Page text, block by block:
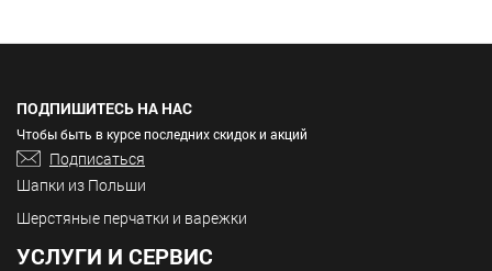
ПОДПИШИТЕСЬ НА НАС
Чтобы быть в курсе последних скидок и акций
Подписаться
Шапки из Польши
Шерстяные перчатки и варежки
УСЛУГИ И СЕРВИС